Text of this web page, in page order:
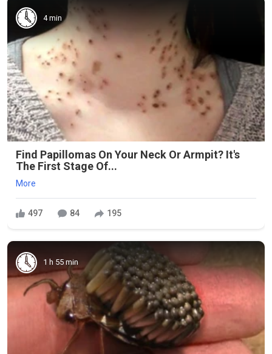
4 min
Find Papillomas On Your Neck Or Armpit? It's
The First Stage Of...
More
497 84 195
1 h 55 min